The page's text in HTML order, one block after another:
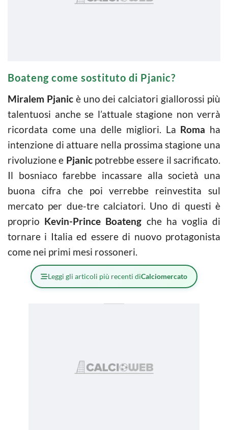
Boateng come sostituto di Pjanic?
Miralem Pjanicè uno dei calciatori giallorossi più
talentuosi anche se l’attuale stagione non verrà
ricordata come una delle migliori. La Roma ha
intenzione di attuare nella prossima stagione una
rivoluzione e Pjanicpotrebbe essere il sacrificato.
Il bosniaco farebbe incassare alla società una
buona cifra che poi verrebbe reinvestita sul
mercato per due-tre calciatori. Uno di questi è
proprio Kevin-Prince Boateng che ha voglia di
tornare i Italia ed essere di nuovo protagonista
come nei primi mesi rossoneri.
Leggi gli articoli più recenti diCalciomercato